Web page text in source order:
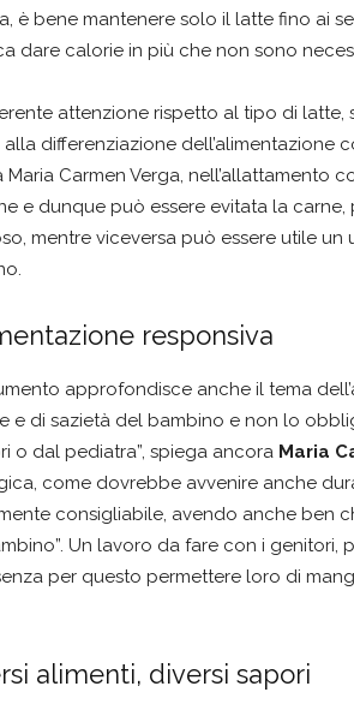
è bene mantenere solo il latte fino ai
dare calorie in più che non sono
attenzione rispetto al tipo di
alla differenziazione dell’alimentazione
Maria Carmen Verga, nell’allattamento
e dunque può essere evitata la
mentre viceversa può essere utile
responsiva
approfondisce anche il tema
e di sazietà del bambino e non lo
o dal pediatra”, spiega ancora Maria
come dovrebbe avvenire anche
consigliabile, avendo anche ben
Un lavoro da fare con i
per questo permettere loro di
alimenti, diversi sapori